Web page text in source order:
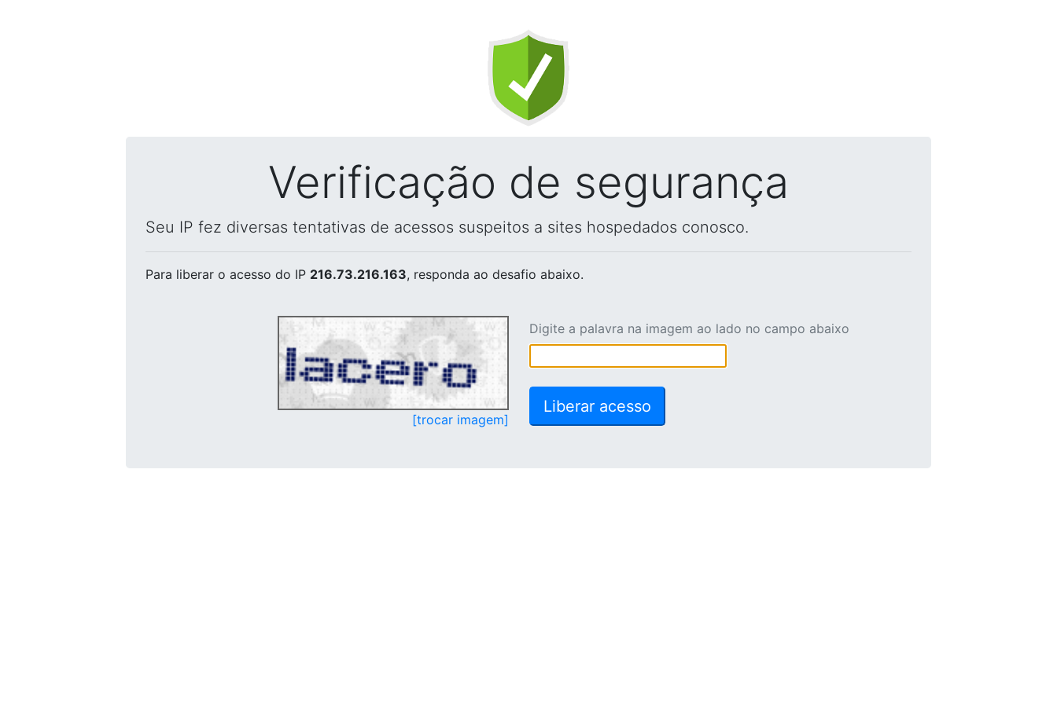
Verificação de segurança
Seu IP fez diversas tentativas de acessos suspeitos a sites hospedados conosco.
Para liberar o acesso do IP 216.73.216.163, responda ao desafio abaixo.
[trocar imagem]
Digite a palavra na imagem ao lado no campo abaixo